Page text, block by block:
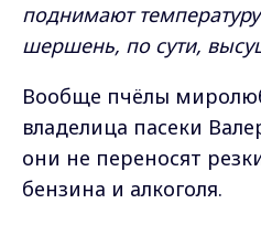
поднимают
шершень, по сути,
Вообще пчёлы
владелица пасеки
они не переносят
бензина и алкоголя.